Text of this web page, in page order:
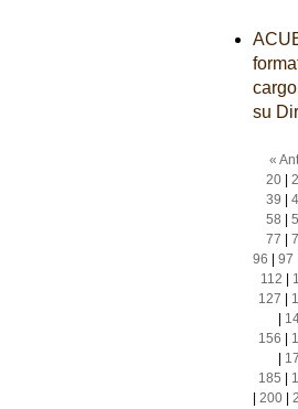
su
«
20|
39
58
77
96
97
112
127
156
185
200|